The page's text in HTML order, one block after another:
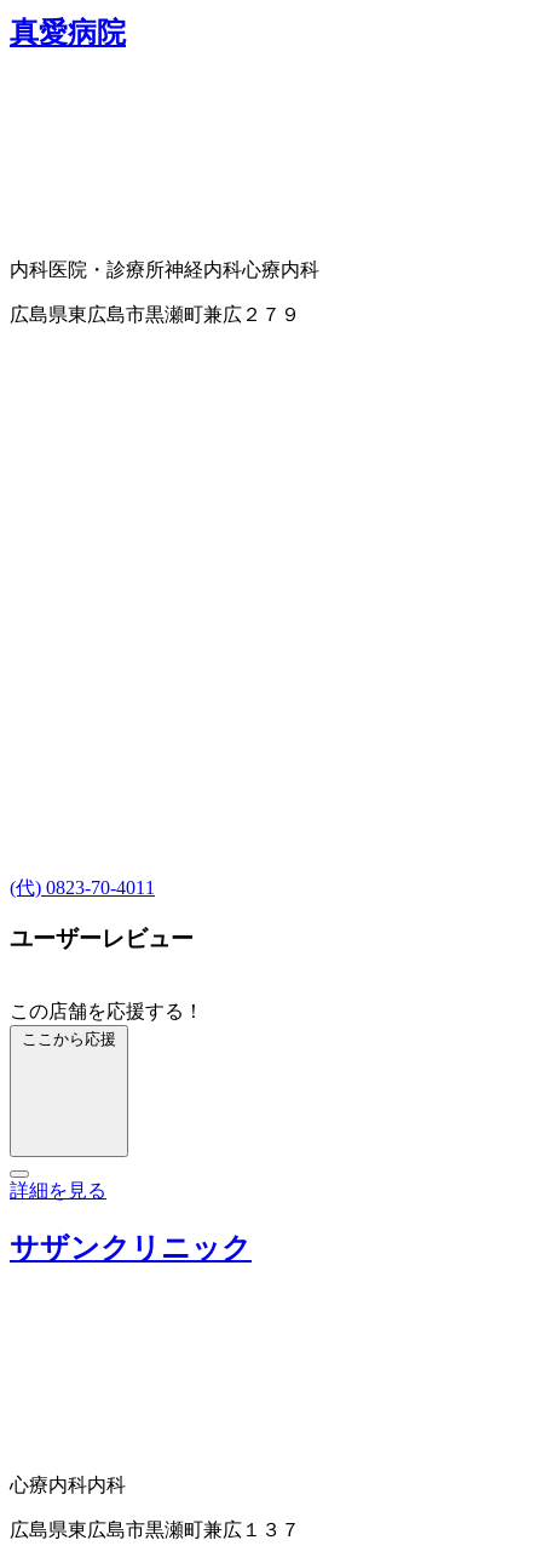
真愛病院
内科医院・診療所神経内科心療内科
広島県東広島市黒瀬町兼広２７９
(代) 0823-70-4011
ユーザーレビュー
この店舗を応援する！
ここから応援
詳細を見る
サザンクリニック
心療内科内科
広島県東広島市黒瀬町兼広１３７